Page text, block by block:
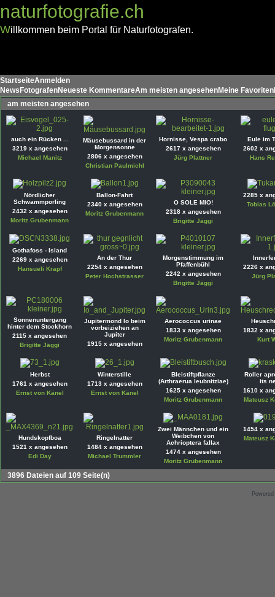
naturfotografie.ch
Willkommen beim Portal für Naturfotografen.
StartseiteAnmelden
News FotografenNeueste KommentareAm meisten angesehenMeine Favoriten
am meisten angesehen
auch ein Rücken ...
3219 x angesehen
Michael Manitz
Mäusebussard in der
Morgensonne
2806 x angesehen
Christian Paulmichl
Hornisse, Vespa crabo
2617 x angesehen
Jürg Plattner
Eule im
2602 x
Hans
Nördlicher
Schwammporling
2432 x angesehen
Moritz Grubenmann
Ballon-Fahrt
2340 x angesehen
Moritz Grubenmann
O SOLE MIO!
2318 x angesehen
Brigitte Jäggi
2285 x
Tobias
Gothafoss - Island
2269 x angesehen
Hansueli Krapf
An der Thur
2254 x angesehen
Peter Hochstrasser
Morgenstimmung im
Pfaffenbühl
2242 x angesehen
Brigitte Jäggi
2226 x
Jürg
Sonnenuntergang
hinter dem Stockhorn
2115 x angesehen
Brigitte Jäggi
Jupitermond Io beim
vorbeiziehen an
Jupiter
1915 x angesehen
Aerococcus urinae
1833 x angesehen
Moritz Grubenmann
1832 x
Kurt
Herbst
1761 x angesehen
Ernst von Känel
Winterstille
1713 x angesehen
Ernst von Känel
Bleistiftpflanze
(Arthraerua leubnitziae)
1625 x angesehen
Moritz Grubenmann
Roller
its
1610 x
Mateusz
Hundskopfboa
1521 x angesehen
Edi Day
Ringelnatter
1484 x angesehen
Michael Trummler
Zwei Männchen und ein
Weibchen von
Achrioptera fallax
1474 x angesehen
Moritz Grubenmann
1454 x
Mateusz
3896 Dateien auf 109 Seite(n)